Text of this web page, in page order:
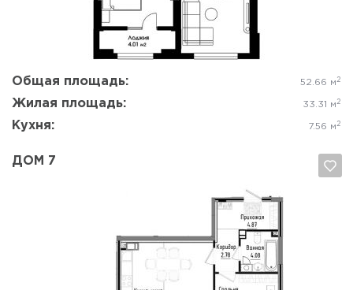
Общая площадь: 52.66 м 2
Жилая площадь: 33.31 м 2
Кухня: 7.56 м 2
ДОМ 7